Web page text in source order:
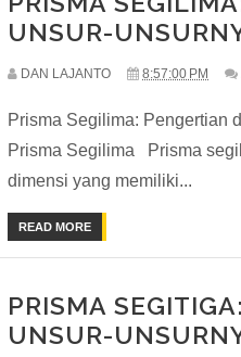
UNSUR-
DAN LAJANTO 8:57:00 PM
Prisma Segilima: Pengertian
Prisma Segilima Prisma
dimensi yang memiliki...
READ MORE
PRISMA
UNSUR-